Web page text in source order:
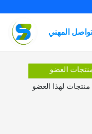
المهني
العضو
منتجات لهذا العضو